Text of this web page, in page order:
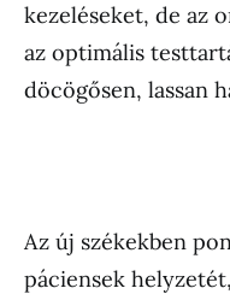
kezeléseket, de az
az optimális
döcögősen, lassan
Az új székekben
páciensek